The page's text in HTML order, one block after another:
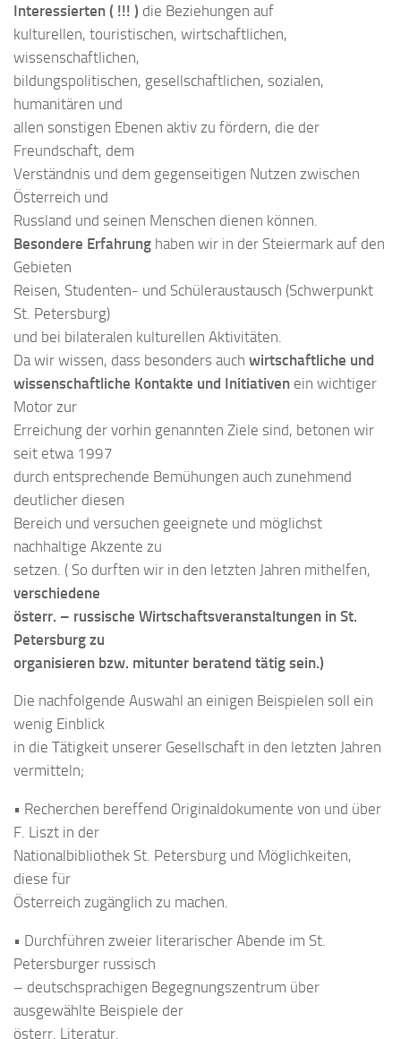
Interessierten ( !!! ) die Beziehungen auf
kulturellen, touristischen, wirtschaftlichen,
wissenschaftlichen,
bildungspolitischen, gesellschaftlichen, sozialen,
humanitären und
allen sonstigen Ebenen aktiv zu fördern, die der
Freundschaft, dem
Verständnis und dem gegenseitigen Nutzen zwischen
Österreich und
Russland und seinen Menschen dienen können.
Besondere Erfahrung haben wir in der Steiermark auf den
Gebieten
Reisen, Studenten- und Schüleraustausch (Schwerpunkt
St. Petersburg)
und bei bilateralen kulturellen Aktivitäten.
Da wir wissen, dass besonders auch wirtschaftliche und
wissenschaftliche Kontakte und Initiativen ein wichtiger
Motor zur
Erreichung der vorhin genannten Ziele sind, betonen wir
seit etwa 1997
durch entsprechende Bemühungen auch zunehmend
deutlicher diesen
Bereich und versuchen geeignete und möglichst
nachhaltige Akzente zu
setzen. ( So durften wir in den letzten Jahren mithelfen,
verschiedene
österr. – russische Wirtschaftsveranstaltungen in St.
Petersburg zu
organisieren bzw. mitunter beratend tätig sein.)
Die nachfolgende Auswahl an einigen Beispielen soll ein
wenig Einblick
in die Tätigkeit unserer Gesellschaft in den letzten Jahren
vermitteln;
• Recherchen bereffend Originaldokumente von und über
F. Liszt in der
Nationalbibliothek St. Petersburg und Möglichkeiten,
diese für
Österreich zugänglich zu machen.
• Durchführen zweier literarischer Abende im St.
Petersburger russisch
– deutschsprachigen Begegnungszentrum über
ausgewählte Beispiele der
österr. Literatur.